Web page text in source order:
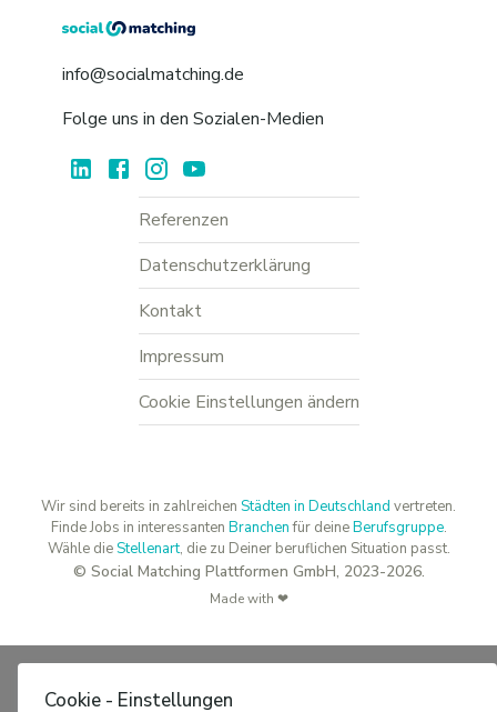
info@socialmatching.de
Folge uns in den Sozialen-Medien
Referenzen
Datenschutzerklärung
Kontakt
Impressum
Cookie Einstellungen ändern
Wir sind bereits in zahlreichen Städten in Deutschland vertreten.
Finde Jobs in interessanten Branchenfür deineBerufsgruppe.
Wähle dieStellenart, die zu Deiner beruflichen Situation passt.
© Social Matching Plattformen GmbH, 2023-2026.
Made with ❤
Cookie - Einstellungen